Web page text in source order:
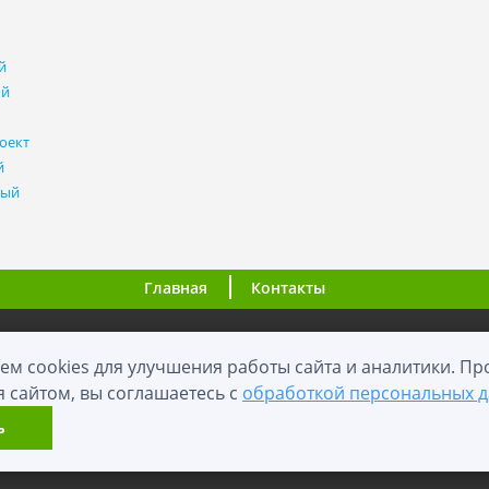
cookies для улучшения работы сайта и аналитики.
сайтом, вы соглашаетесь с обработкой персональных
Главная Контакты
ООО "ВНовостройке.ру"
2012 - 2026 0+
сайт носит информационный характер и не является публичной